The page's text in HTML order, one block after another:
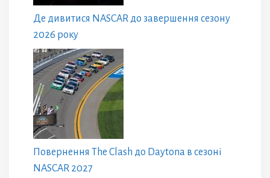
Де дивитися NASCAR до завершення сезону
2026 року
Повернення The Clash до Daytona в сезоні
NASCAR 2027